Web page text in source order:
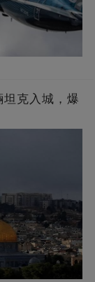
克入城，爆